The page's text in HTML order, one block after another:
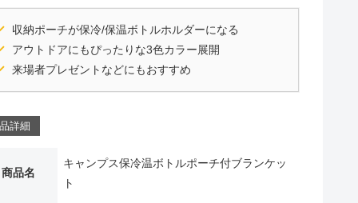
収納ポーチが保冷/保温ボトルホルダーになる
アウトドアにもぴったりな3色カラー展開
来場者プレゼントなどにもおすすめ
詳細
商品名
キャンプス保冷温ボトルポーチ付ブランケッ
ト